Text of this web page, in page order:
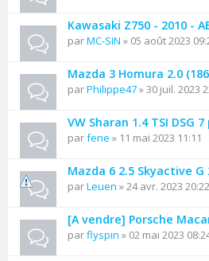
Kawasaki Z750 - 2010 -
parMC-SIN » 05 août 2023
Mazda 3 Homura 2.0
parPhilippe47» 30 juil. 2023
VW Sharan 1.4 TSI DSG
parfene » 11 mai 2023 11:11
Mazda 6 2.5 Skyactive G
parLeuen » 24 avr. 2023 20:22
[A vendre] Porsche
parflyspin » 02 mai 2023